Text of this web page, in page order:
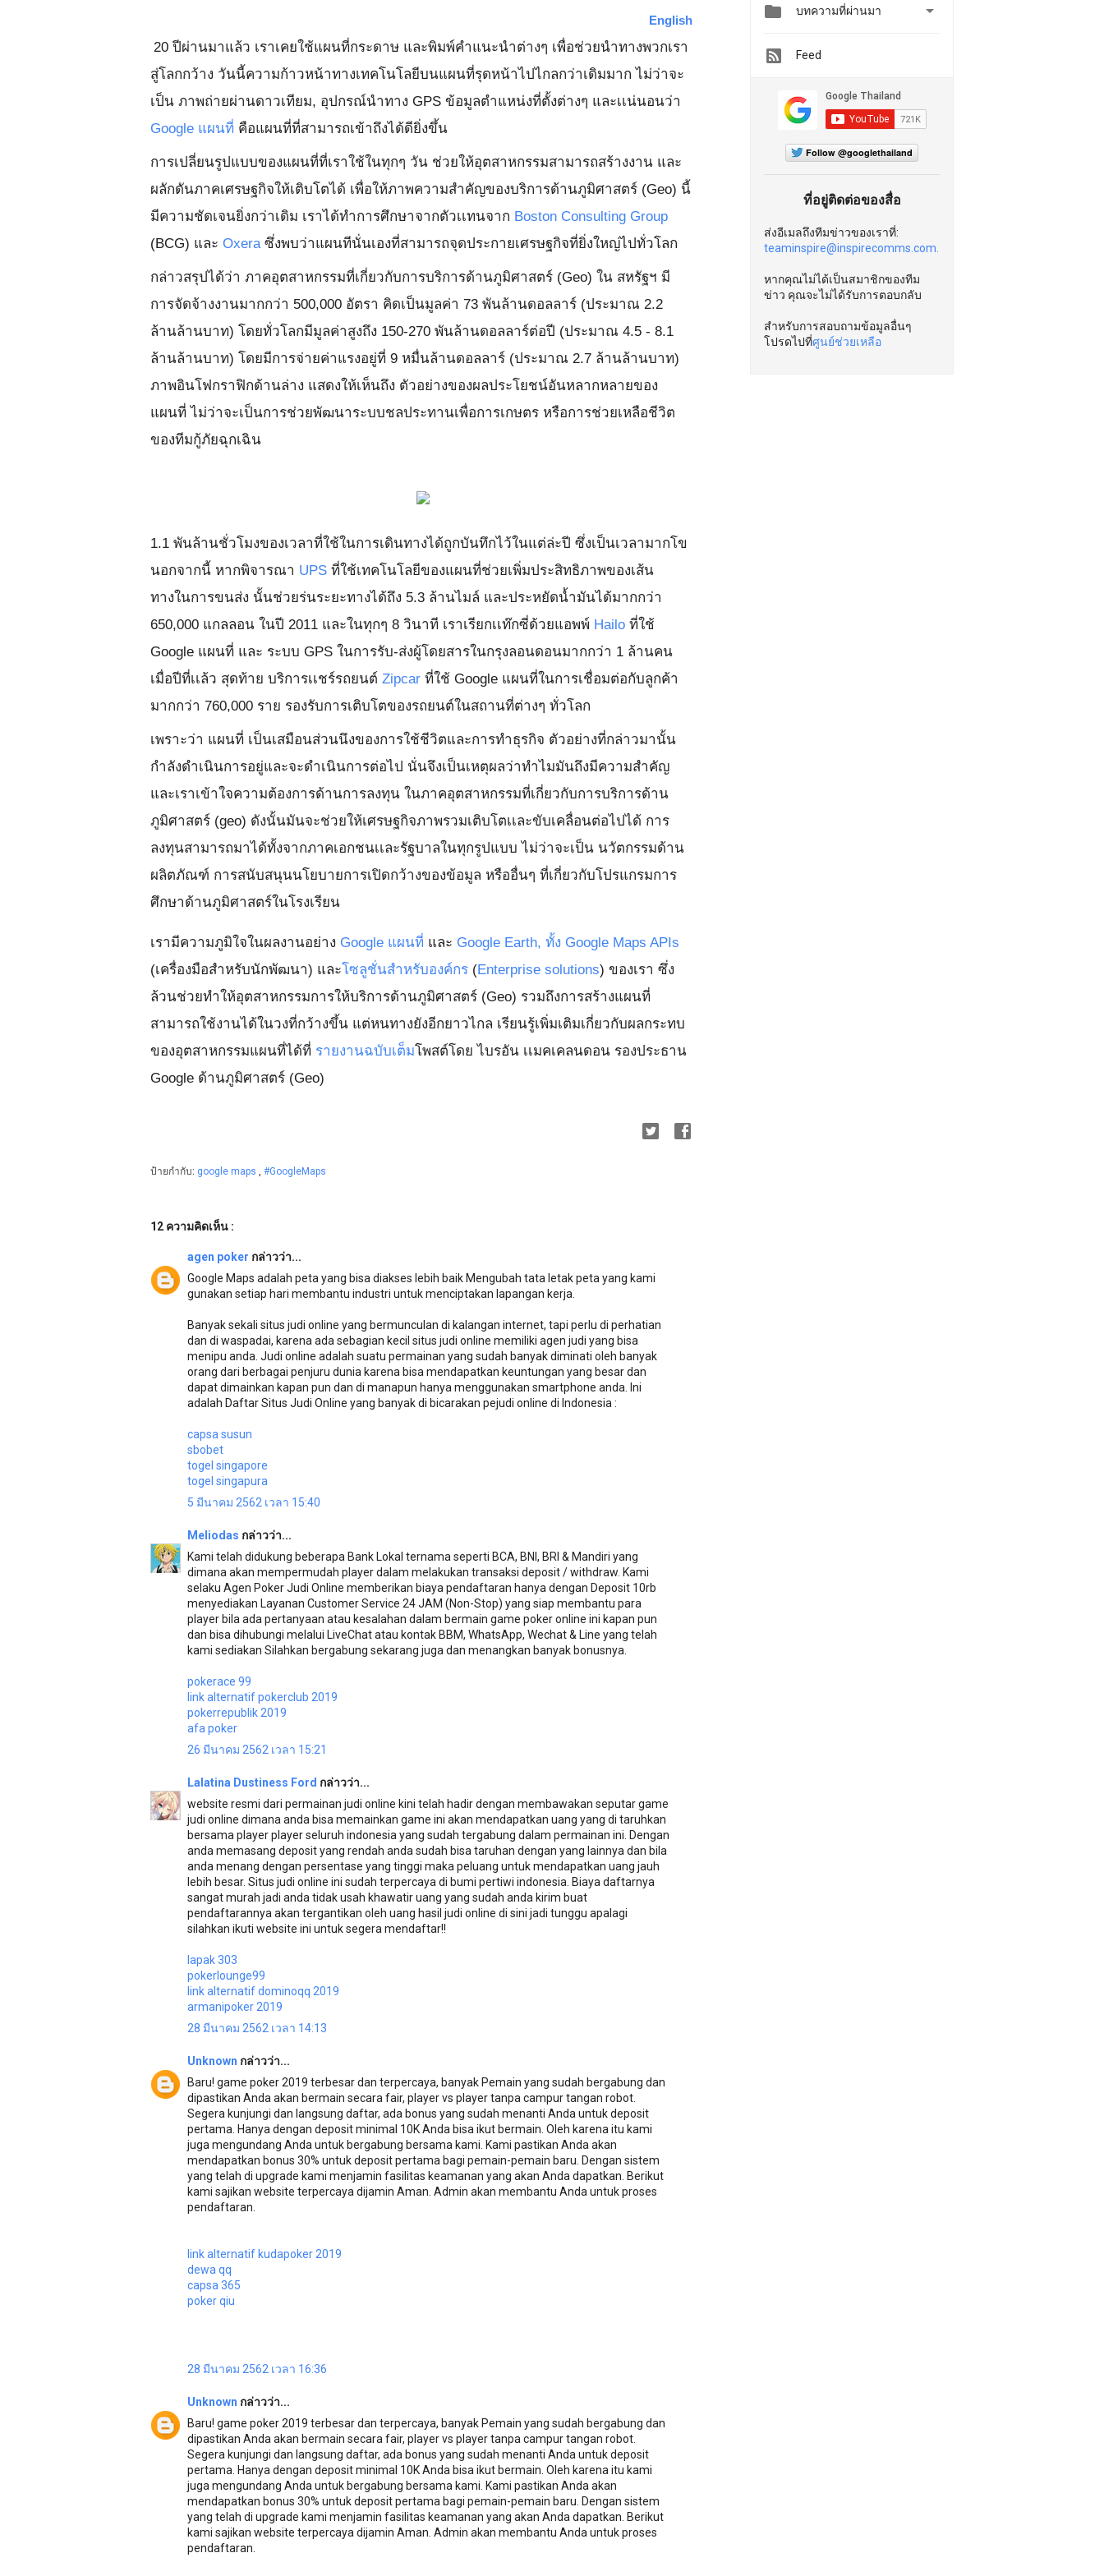
English
20 ปีผ่านมาแล้ว เราเคยใช้แผนที่กระดาษ และพิมพ์คำแนะนำต่างๆ เพื่อช่วยนำทางพวกเรา
สู่โลกกว้าง วันนี้ความก้าวหน้าทางเทคโนโลยีบนแผนที่รุดหน้าไปไกลกว่าเดิมมาก ไม่ว่าจะ
เป็น ภาพถ่ายผ่านดาวเทียม, อุปกรณ์นำทาง GPS ข้อมูลตำแหน่งที่ตั้งต่างๆ และเเน่นอนว่า
Google แผนที่ คือแผนที่ที่สามารถเข้าถึงได้ดียิ่งขึ้น
การเปลี่ยนรูปแบบของแผนที่ที่เราใช้ในทุกๆ วัน ช่วยให้อุตสาหกรรมสามารถสร้างงาน และ
ผลักดันภาคเศรษฐกิจให้เติบโตได้ เพื่อให้ภาพความสำคัญของบริการด้านภูมิศาสตร์ (Geo) นี้
มีความชัดเจนยิ่งกว่าเดิม เราได้ทำการศึกษาจากตัวเเทนจาก Boston Consulting Group
(BCG) และ Oxeraซึ่งพบว่าแผนทีนั่นเองที่สามารถจุดประกายเศรษฐกิจที่ยิ่งใหญ่ไปทั่วโลก
กล่าวสรุปได้ว่า ภาคอุตสาหกรรมที่เกี่ยวกับการบริการด้านภูมิศาสตร์ (Geo) ใน สหรัฐฯ มี
การจัดจ้างงานมากกว่า 500,000 อัตรา คิดเป็นมูลค่า 73 พันล้านดอลลาร์ (ประมาณ 2.2
ล้านล้านบาท) โดยทั่วโลกมีมูลค่าสูงถึง 150-270 พันล้านดอลลาร์ต่อปี (ประมาณ 4.5 - 8.1
ล้านล้านบาท) โดยมีการจ่ายค่าแรงอยู่ที่ 9 หมื่นล้านดอลลาร์ (ประมาณ 2.7 ล้านล้านบาท)
ภาพอินโฟกราฟิกด้านล่าง แสดงให้เห็นถึง ตัวอย่างของผลประโยชน์อันหลากหลายของ
แผนที่ ไม่ว่าจะเป็นการช่วยพัฒนาระบบชลประทานเพื่อการเกษตร หรือการช่วยเหลือชีวิต
ของทีมกู้ภัยฉุกเฉิน
1.1 พันล้านชั่วโมงของเวลาที่ใช้ในการเดินทางได้ถูกบันทึกไว้ในแต่ล่ะปี ซึ่งเป็นเวลามากโข
นอกจากนี้ หากพิจารณา UPS ที่ใช้เทคโนโลยีของแผนที่ช่วยเพิ่มประสิทธิภาพของเส้น
ทางในการขนส่ง นั้นช่วยร่นระยะทางได้ถึง 5.3 ล้านไมล์ และประหยัดน้ำมันได้มากกว่า
650,000 แกลลอน ในปี 2011 และในทุกๆ 8 วินาที เราเรียกเเท๊กซี่ด้วยแอพพ์ Hailo ที่ใช้
Google แผนที่ และ ระบบ GPS ในการรับ-ส่งผู้โดยสารในกรุงลอนดอนมากกว่า 1 ล้านคน
เมื่อปีที่เเล้ว สุดท้าย บริการเเชร์รถยนต์ Zipcar ที่ใช้ Google แผนที่ในการเชื่อมต่อกับลูกค้า
มากกว่า 760,000 ราย รองรับการเติบโตของรถยนต์ในสถานที่ต่างๆ ทั่วโลก
เพราะว่า แผนที่ เป็นเสมือนส่วนนึงของการใช้ชีวิตและการทำธุรกิจ ตัวอย่างที่กล่าวมานั้น
กำลังดำเนินการอยู่และจะดำเนินการต่อไป นั่นจึงเป็นเหตุผลว่าทำไมมันถึงมีความสำคัญ
และเราเข้าใจความต้องการด้านการลงทุน ในภาคอุตสาหกรรมที่เกี่ยวกับการบริการด้าน
ภูมิศาสตร์ (geo) ดังนั้นมันจะช่วยให้เศรษฐกิจภาพรวมเติบโตเเละขับเคลื่อนต่อไปได้ การ
ลงทุนสามารถมาได้ทั้งจากภาคเอกชนเเละรัฐบาลในทุกรูปแบบ ไม่ว่าจะเป็น นวัตกรรมด้าน
ผลิตภัณฑ์ การสนับสนุนนโยบายการเปิดกว้างของข้อมูล หรืออื่นๆ ที่เกี่ยวกับโปรแกรมการ
ศึกษาด้านภูมิศาสตร์ในโรงเรียน
เรามีความภูมิใจในผลงานอย่าง Google แผนที่ และ Google Earth, ทั้ง Google Maps APIs
(เครื่องมือสำหรับนักพัฒนา) และโซลูชั่นสำหรับองค์กร (Enterprise solutions) ของเรา ซึ่ง
ล้วนช่วยทำให้อุตสาหกรรมการให้บริการด้านภูมิศาสตร์ (Geo) รวมถึงการสร้างแผนที่
สามารถใช้งานได้ในวงที่กว้างขึ้น แต่หนทางยังอีกยาวไกล เรียนรู้เพิ่มเติมเกี่ยวกับผลกระทบ
ของอุตสาหกรรมแผนที่ได้ที่ รายงานฉบับเต็มโพสต์โดย ไบรอัน เเมคเคลนดอน รองประธาน
Google ด้านภูมิศาสตร์ (Geo)
ป้ายกำกับ: google maps , #GoogleMaps
12 ความคิดเห็น :
agen poker กล่าวว่า...
Google Maps adalah peta yang bisa diakses lebih baik Mengubah tata letak peta yang kami
gunakan setiap hari membantu industri untuk menciptakan lapangan kerja.
Banyak sekali situs judi online yang bermunculan di kalangan internet, tapi perlu di perhatian
dan di waspadai, karena ada sebagian kecil situs judi online memiliki agen judi yang bisa
menipu anda. Judi online adalah suatu permainan yang sudah banyak diminati oleh banyak
orang dari berbagai penjuru dunia karena bisa mendapatkan keuntungan yang besar dan
dapat dimainkan kapan pun dan di manapun hanya menggunakan smartphone anda. Ini
adalah Daftar Situs Judi Online yang banyak di bicarakan pejudi online di Indonesia :
capsa susun
sbobet
togel singapore
togel singapura
5 มีนาคม 2562 เวลา 15:40
Meliodas กล่าวว่า...
Kami telah didukung beberapa Bank Lokal ternama seperti BCA, BNI, BRI & Mandiri yang
dimana akan mempermudah player dalam melakukan transaksi deposit / withdraw. Kami
selaku Agen Poker Judi Online memberikan biaya pendaftaran hanya dengan Deposit 10rb
menyediakan Layanan Customer Service 24 JAM (Non-Stop) yang siap membantu para
player bila ada pertanyaan atau kesalahan dalam bermain game poker online ini kapan pun
dan bisa dihubungi melalui LiveChat atau kontak BBM, WhatsApp, Wechat & Line yang telah
kami sediakan Silahkan bergabung sekarang juga dan menangkan banyak bonusnya.
pokerace 99
link alternatif pokerclub 2019
pokerrepublik 2019
afa poker
26 มีนาคม 2562 เวลา 15:21
Lalatina Dustiness Ford กล่าวว่า...
website resmi dari permainan judi online kini telah hadir dengan membawakan seputar game
judi online dimana anda bisa memainkan game ini akan mendapatkan uang yang di taruhkan
bersama player player seluruh indonesia yang sudah tergabung dalam permainan ini. Dengan
anda memasang deposit yang rendah anda sudah bisa taruhan dengan yang lainnya dan bila
anda menang dengan persentase yang tinggi maka peluang untuk mendapatkan uang jauh
lebih besar. Situs judi online ini sudah terpercaya di bumi pertiwi indonesia. Biaya daftarnya
sangat murah jadi anda tidak usah khawatir uang yang sudah anda kirim buat
pendaftarannya akan tergantikan oleh uang hasil judi online di sini jadi tunggu apalagi
silahkan ikuti website ini untuk segera mendaftar!!
lapak 303
pokerlounge99
link alternatif dominoqq 2019
armanipoker 2019
28 มีนาคม 2562 เวลา 14:13
Unknown กล่าวว่า...
Baru! game poker 2019 terbesar dan terpercaya, banyak Pemain yang sudah bergabung dan
dipastikan Anda akan bermain secara fair, player vs player tanpa campur tangan robot.
Segera kunjungi dan langsung daftar, ada bonus yang sudah menanti Anda untuk deposit
pertama. Hanya dengan deposit minimal 10K Anda bisa ikut bermain. Oleh karena itu kami
juga mengundang Anda untuk bergabung bersama kami. Kami pastikan Anda akan
mendapatkan bonus 30% untuk deposit pertama bagi pemain-pemain baru. Dengan sistem
yang telah di upgrade kami menjamin fasilitas keamanan yang akan Anda dapatkan. Berikut
kami sajikan website terpercaya dijamin Aman. Admin akan membantu Anda untuk proses
pendaftaran.
link alternatif kudapoker 2019
dewa qq
capsa 365
poker qiu
28 มีนาคม 2562 เวลา 16:36
Unknown กล่าวว่า...
Baru! game poker 2019 terbesar dan terpercaya, banyak Pemain yang sudah bergabung dan
dipastikan Anda akan bermain secara fair, player vs player tanpa campur tangan robot.
Segera kunjungi dan langsung daftar, ada bonus yang sudah menanti Anda untuk deposit
pertama. Hanya dengan deposit minimal 10K Anda bisa ikut bermain. Oleh karena itu kami
juga mengundang Anda untuk bergabung bersama kami. Kami pastikan Anda akan
mendapatkan bonus 30% untuk deposit pertama bagi pemain-pemain baru. Dengan sistem
yang telah di upgrade kami menjamin fasilitas keamanan yang akan Anda dapatkan. Berikut
kami sajikan website terpercaya dijamin Aman. Admin akan membantu Anda untuk proses
pendaftaran.
 บทความที่ผ่านมา 
Feed
Follow @googlethailand
ที่อยู่ติดต่อของสื่อ
ส่งอีเมลถึงทีมข่าวของเราที่:
teaminspire@inspirecomms.com.
หากคุณไม่ได้เป็นสมาชิกของทีม
ข่าว คุณจะไม่ได้รับการตอบกลับ
สำหรับการสอบถามข้อมูลอื่นๆ
โปรดไปที่ศูนย์ช่วยเหลือ